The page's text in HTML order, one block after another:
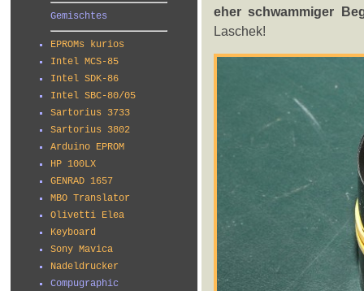
Gemischtes
EPROMs kurios
Intel MCS-85
Intel SDK-86
Intel SBC-80/05
Sartorius 3733
Sartorius 3802
Arduino EPROM
HP 100LX
GENRAD 1657
MBO Translator
Olivetti Elea
Keyboard
Sony Mavica
Nadeldrucker
Compugraphic
eher schwammiger
Laschek!